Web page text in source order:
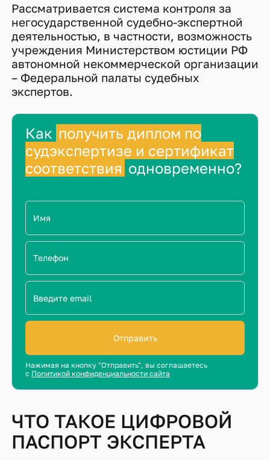
Рассматривается система контроля за
негосударственной судебно-экспертной
деятельностью, в частности, возможность
учреждения Министерством юстиции РФ
автономной некоммерческой организации
– Федеральной палаты судебных
экспертов.
Как получить диплом по
судэкспертизе и сертификат
соответствия одновременно?
Отправить
Нажимая на кнопку "Отправить", вы соглашаетесь
с Политикой конфиденциальности сайта
ЧТО ТАКОЕ ЦИФРОВОЙ
ПАСПОРТ ЭКСПЕРТА